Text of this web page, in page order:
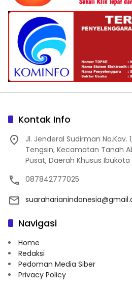
Kontak Info
Jl. Jenderal Sudirman No.Kav.
Tengsin, Kecamatan Tanah
Pusat, Daerah Khusus Ibukota
087842777025
Navigasi
Home
Redaksi
Pedoman Media Siber
Privacy Policy